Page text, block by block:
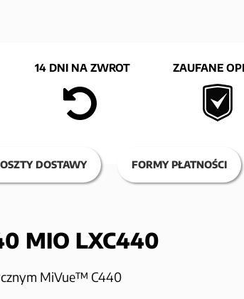
14 DNI NA ZWROT ZAUFANE
DOSTAWY FORMY PŁATNOŚCI
MIO LXC440
MiVue™ C440